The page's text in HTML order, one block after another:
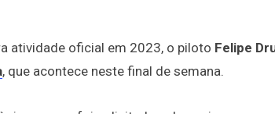
atividade oficial em 2023, o piloto Felipe
, que acontece neste final de semana.